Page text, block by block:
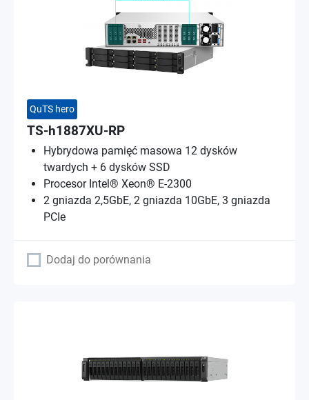
QuTS hero
TS-h1887XU-RP
Hybrydowa pamięć masowa 12 dysków
twardych + 6 dysków SSD
Procesor Intel® Xeon® E-2300
2 gniazda 2,5GbE, 2 gniazda 10GbE, 3 gniazda
PCIe
Dodaj do porównania